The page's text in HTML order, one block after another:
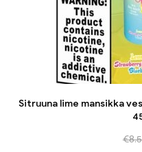
Sitruuna lime mansikka
€